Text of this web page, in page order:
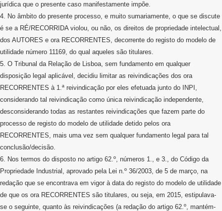
jurídica que o presente caso manifestamente impõe.
4. No âmbito do presente processo, e muito sumariamente, o que se discute
é se a RÉ/RECORRIDA violou, ou não, os direitos de propriedade intelectual,
dos AUTORES e ora RECORRENTES, decorrente do registo do modelo de
utilidade número 11169, do qual aqueles são titulares.
5. O Tribunal da Relação de Lisboa, sem fundamento em qualquer
disposição legal aplicável, decidiu limitar as reivindicações dos ora
RECORRENTES à 1.ª reivindicação por eles efetuada junto do INPI,
considerando tal reivindicação como única reivindicação independente,
desconsiderando todas as restantes reivindicações que fazem parte do
processo de registo do modelo de utilidade detido pelos ora
RECORRENTES, mais uma vez sem qualquer fundamento legal para tal
conclusão/decisão.
6. Nos termos do disposto no artigo 62.º, números 1., e 3., do Código da
Propriedade Industrial, aprovado pela Lei n.º 36/2003, de 5 de março, na
redação que se encontrava em vigor à data do registo do modelo de utilidade
de que os ora RECORRENTES são titulares, ou seja, em 2015, estipulava-
se o seguinte, quanto às reivindicações (a redação do artigo 62.º, mantém-